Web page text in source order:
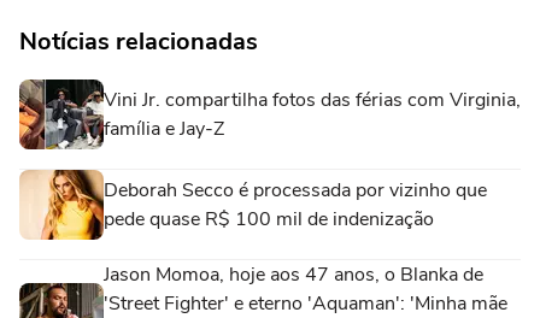
Notícias relacionadas
Vini Jr. compartilha fotos das férias com Virginia,
família e Jay-Z
Deborah Secco é processada por vizinho que
pede quase R$ 100 mil de indenização
Jason Momoa, hoje aos 47 anos, o Blanka de
'Street Fighter' e eterno 'Aquaman': 'Minha mãe